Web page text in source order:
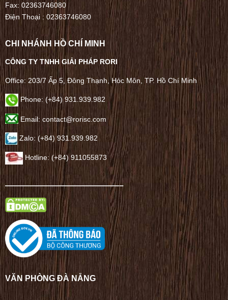
Fax: 02363746080
Điện Thoại :02363746080
CHI NHÁNH HỒ CHÍ MINH
CÔNG TY TNHH GIẢI PHÁP RORI
Office: 203/7 Ấp 5, Đông Thạnh, Hóc Môn, TP. Hồ Chí Minh
Phone: (+84) 931.939.982
Email: contact@rorisc.com
Zalo: (+84) 931.939.982
Hotline: (+84) 911055873
——————————————–
VĂN PHÒNG ĐÀ NẴNG